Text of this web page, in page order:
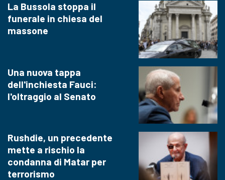
La Bussola stoppa il
funerale in chiesa del
massone
Una nuova tappa
dell'inchiesta Fauci:
l'oltraggio al Senato
Rushdie, un precedente
mette a rischio la
condanna di Matar per
terrorismo